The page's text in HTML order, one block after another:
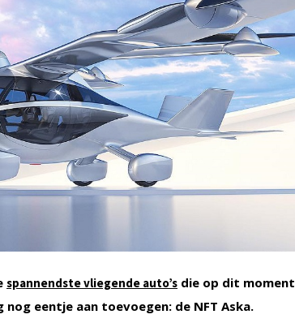
spannendste vliegende auto’s die op dit moment
eentje aan toevoegen: de NFT Aska.